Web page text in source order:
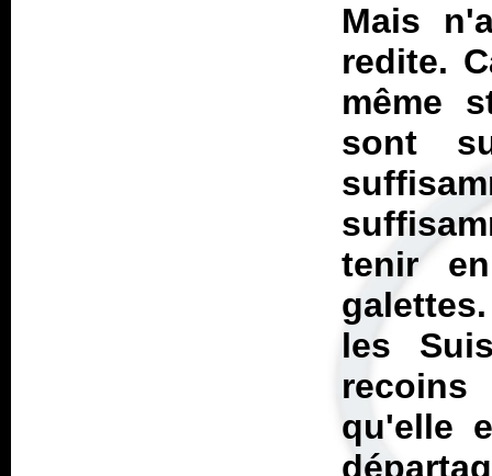
Mais
redite.
même
sont
tenir
les
qu'elle